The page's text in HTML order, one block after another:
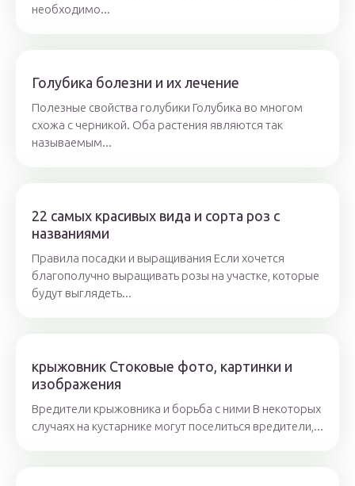
необходимо...
Голубика болезни и их лечение
Полезные свойства голубики Голубика во многом
схожа с черникой. Оба растения являются так
называемым...
22 самых красивых вида и сорта роз с
названиями
Правила посадки и выращивания Если хочется
благополучно выращивать розы на участке, которые
будут выглядеть...
крыжовник Стоковые фото, картинки и
изображения
Вредители крыжовника и борьба с ними В некоторых
случаях на кустарнике могут поселиться вредители,...